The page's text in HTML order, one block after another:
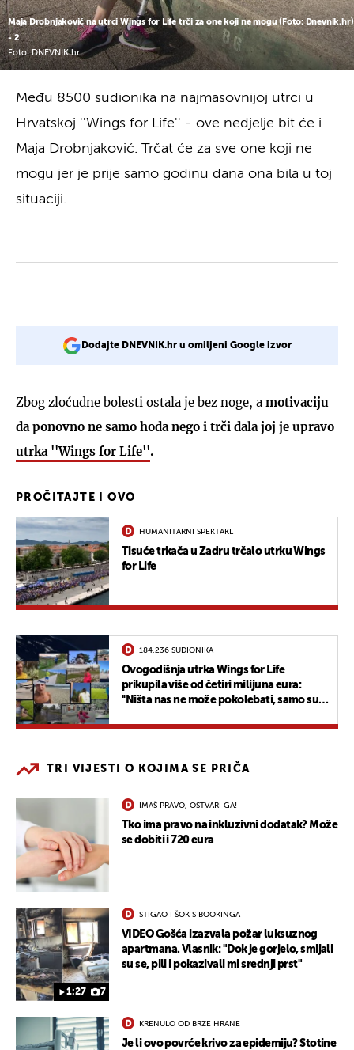
Maja Drobnjaković na utrci Wings for Life trči za one koji ne mogu (Foto: Dnevnik.hr)
- 2
Foto: DNEVNIK.hr
Među 8500 sudionika na najmasovnijoj utrci u
Hrvatskoj ''Wings for Life'' - ove nedjelje bit će i
Maja Drobnjaković. Trčat će za sve one koji ne
mogu jer je prije samo godinu dana ona bila u toj
situaciji.
Dodajte DNEVNIK.hr u omiljeni Google izvor
Zbog zloćudne bolesti ostala je bez noge, a motivaciju
da ponovno ne samo hoda nego i trči dala joj je upravo
utrka ''Wings for Life''.
PROČITAJTE I OVO
HUMANITARNI SPEKTAKL
Tisuće trkača u Zadru trčalo utrku Wings
for Life
184.236 SUDIONIKA
Ovogodišnja utrka Wings for Life
prikupila više od četiri milijuna eura:
''Ništa nas ne može pokolebati, samo su
TRI VIJESTI O KOJIMA SE PRIČA
IMAŠ PRAVO, OSTVARI GA!
Tko ima pravo na inkluzivni dodatak? Može
se dobiti i 720 eura
1:27 7
STIGAO I ŠOK S BOOKINGA
VIDEO Gošća izazvala požar luksuznog
apartmana. Vlasnik: "Dok je gorjelo, smijali
su se, pili i pokazivali mi srednji prst"
KRENULO OD BRZE HRANE
Je li ovo povrće krivo za epidemiju? Stotine